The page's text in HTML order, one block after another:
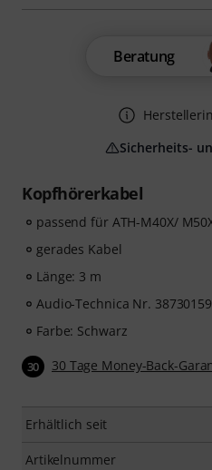
Kopfhörerkabel
passend für ATH-M40X/
gerades Kabel
Länge: 3 m
Audio-Technica Nr.
Farbe: Schwarz
30 30 Tage Money-Back-
Erhältlich seit
Artikelnummer
Beratung
Sicherheits-